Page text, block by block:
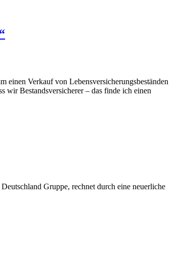
einen Verkauf von Lebensversicherungsbeständen
wir Bestandsversicherer – das finde ich einen
Gruppe, rechnet durch eine neuerliche